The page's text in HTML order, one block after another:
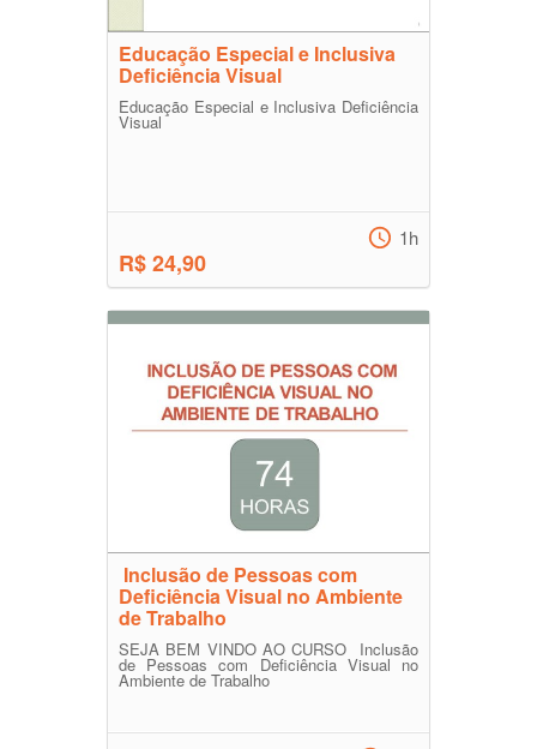
Educação Especial e Inclusiva
Deficiência Visual
Educação Especial e Inclusiva Deficiência
Visual
R$ 24,90
1h
Inclusão de Pessoas com
Deficiência Visual no Ambiente
de Trabalho
SEJA BEM VINDO AO CURSO Inclusão
de Pessoas com Deficiência Visual no
Ambiente de Trabalho